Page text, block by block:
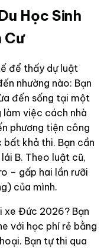
Học Sinh
Cư
để thấy dự luật
nhường nào: Bạn
đến sống tại một
làm việc cách nhà
phương tiện công
bất khả thi. Bạn cần
B. Theo luật cũ,
– gấp hai lần rưỡi
của mình.
xe Đức 2026? Bạn
với học phí rẻ bằng
Bạn tự thi qua